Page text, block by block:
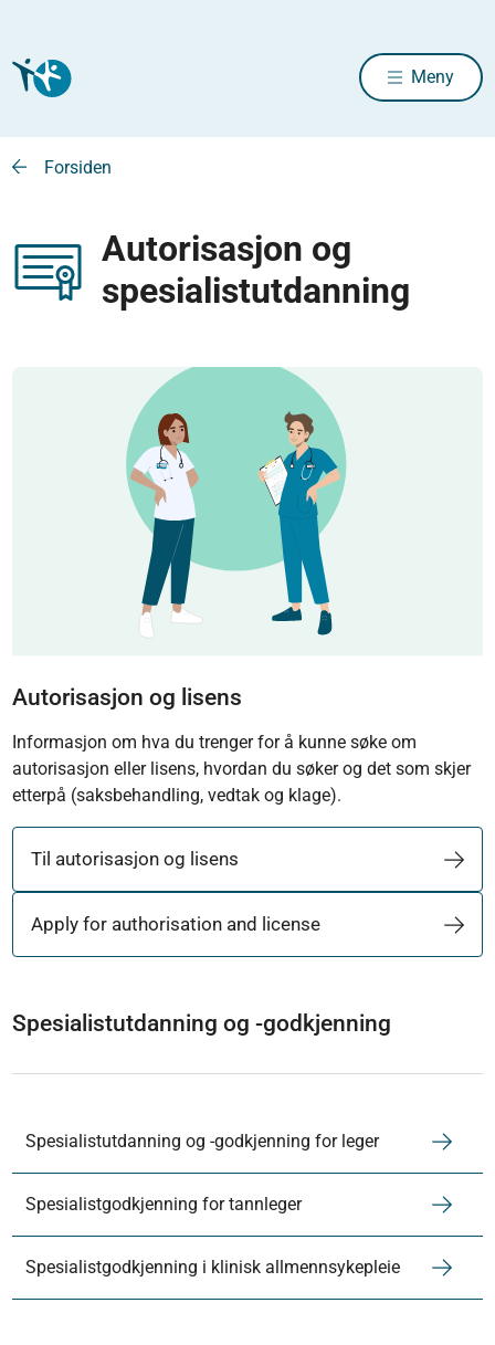
Meny
Forsiden
Autorisasjon og
spesialistutdanning
Autorisasjon og lisens
Informasjon om hva du trenger for å kunne søke om
autorisasjon eller lisens, hvordan du søker og det som skjer
etterpå (saksbehandling, vedtak og klage).
Til autorisasjon og lisens
Apply for authorisation and license
Spesialistutdanning og -godkjenning
Spesialistutdanning og -godkjenning for leger
Spesialistgodkjenning for tannleger
Spesialistgodkjenning i klinisk allmennsykepleie